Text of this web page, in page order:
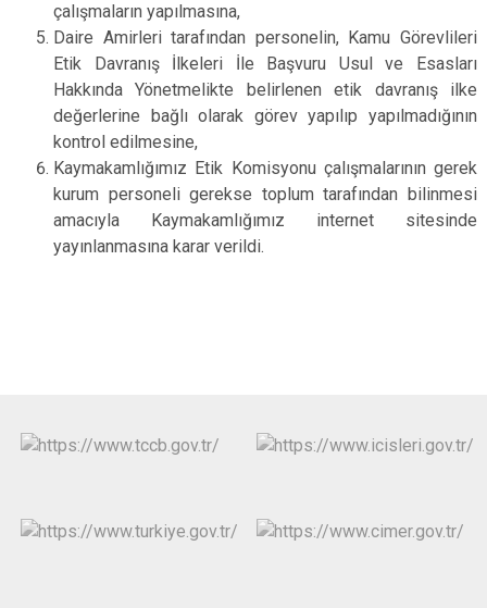
çalışmaların yapılmasına,
Daire Amirleri tarafından personelin, Kamu Görevlileri
Etik Davranış İlkeleri İle Başvuru Usul ve Esasları
Hakkında Yönetmelikte belirlenen etik davranış ilke
değerlerine bağlı olarak görev yapılıp yapılmadığının
kontrol edilmesine,
Kaymakamlığımız Etik Komisyonu çalışmalarının gerek
kurum personeli gerekse toplum tarafından bilinmesi
amacıyla Kaymakamlığımız internet sitesinde
yayınlanmasına karar verildi.